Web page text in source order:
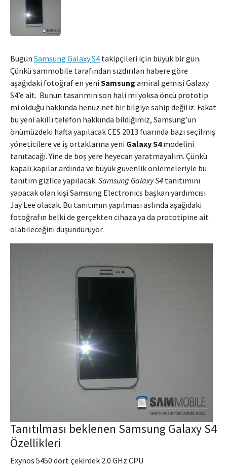
Bugün Samsung Galaxy S4 takipçileri için büyük bir gün.
Çünkü sammobile tarafından sızdırılan habere göre
aşağıdaki fotoğraf en yeni Samsung amiral gemisi Galaxy
S4’e ait. Bunun tasarımın son hali mi yoksa öncü prototip
mi olduğu hakkında henüz net bir bilgiye sahip değiliz. Fakat
bu yeni akıllı telefon hakkında bildiğimiz, Samsung’un
önümüzdeki hafta yapılacak CES 2013 fuarında bazı seçilmiş
yöneticilere ve iş ortaklarına yeni Galaxy S4modelini
tanıtacağı. Yine de boş yere heyecan yaratmayalım. Çünkü
kapalı kapılar ardında ve büyük güvenlik önlemeleriyle bu
tanıtım gizlice yapılacak. Samsung Galaxy S4 tanıtımını
yapacak olan kişi Samsung Electronics başkan yardımcısı
Jay Lee olacak. Bu tanıtımın yapılması aslında aşağıdaki
fotoğrafın belki de gerçekten cihaza ya da prototipine ait
olabileceğini düşündürüyor.
Tanıtılması beklenen Samsung Galaxy S4
Özellikleri
Exynos 5450 dört çekirdek 2.0 GHz CPU